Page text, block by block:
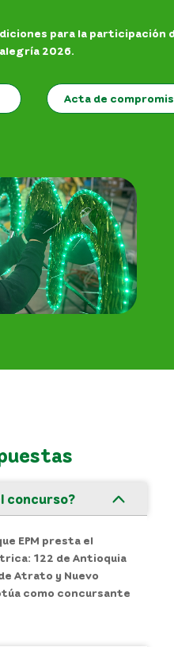
para la participación
2026.
Acta de
concurso?
EPM presta el
122 de Antioquia
Atrato y Nuevo
como concursante